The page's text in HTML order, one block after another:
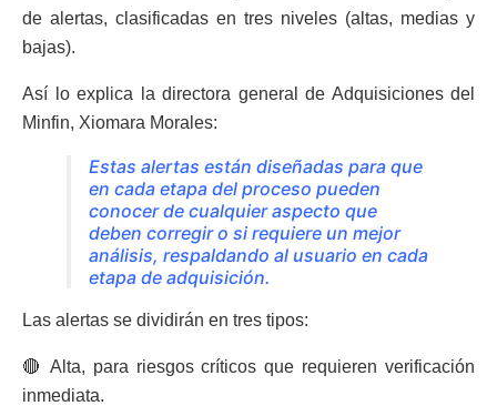
de alertas, clasificadas en tres niveles (altas, medias y
bajas).
Así lo explica la directora general de Adquisiciones del
Minfin, Xiomara Morales:
Estas alertas están diseñadas para que
en cada etapa del proceso pueden
conocer de cualquier aspecto que
deben corregir o si requiere un mejor
análisis, respaldando al usuario en cada
etapa de adquisición.
Las alertas se dividirán en tres tipos:
🔴 Alta, para riesgos críticos que requieren verificación
inmediata.